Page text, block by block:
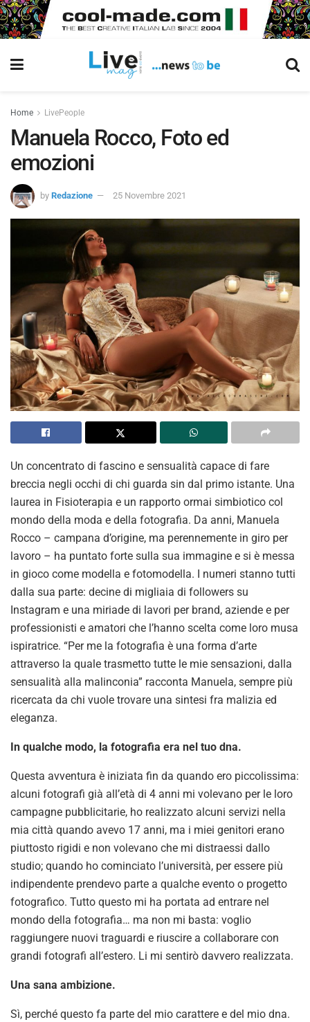
Home LivePeople
Manuela Rocco, Foto ed
emozioni
by Redazione 25 Novembre 2021
Un concentrato di fascino e sensualità capace di fare
breccia negli occhi di chi guarda sin dal primo istante. Una
laurea in Fisioterapia e un rapporto ormai simbiotico col
mondo della moda e della fotografia. Da anni, Manuela
Rocco – campana d’origine, ma perennemente in giro per
lavoro – ha puntato forte sulla sua immagine e si è messa
in gioco come modella e fotomodella. I numeri stanno tutti
dalla sua parte: decine di migliaia di followers su
Instagram e una miriade di lavori per brand, aziende e per
professionisti e amatori che l’hanno scelta come loro musa
ispiratrice. “Per me la fotografia è una forma d’arte
attraverso la quale trasmetto tutte le mie sensazioni, dalla
sensualità alla malinconia” racconta Manuela, sempre più
ricercata da chi vuole trovare una sintesi fra malizia ed
eleganza.
In qualche modo, la fotografia era nel tuo dna.
Questa avventura è iniziata fin da quando ero piccolissima:
alcuni fotografi già all’età di 4 anni mi volevano per le loro
campagne pubblicitarie, ho realizzato alcuni servizi nella
mia città quando avevo 17 anni, ma i miei genitori erano
piuttosto rigidi e non volevano che mi distraessi dallo
studio; quando ho cominciato l’università, per essere più
indipendente prendevo parte a qualche evento o progetto
fotografico. Tutto questo mi ha portata ad entrare nel
mondo della fotografia… ma non mi basta: voglio
raggiungere nuovi traguardi e riuscire a collaborare con
grandi fotografi all’estero. Li mi sentirò davvero realizzata.
Una sana ambizione.
Sì, perché questo fa parte del mio carattere e del mio dna.